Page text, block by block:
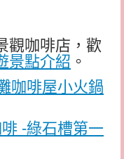
觀咖啡店，歡
景點介紹 。
咖啡屋小火鍋
-綠石槽第一